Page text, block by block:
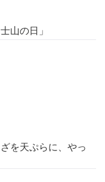
山の日」
を天ぷらに、やっ